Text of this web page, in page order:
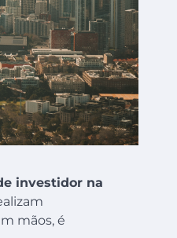
investidor na
mãos, é